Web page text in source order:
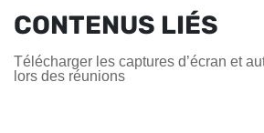
CONTENUS LIÉS
Télécharger les captures d’écran et
lors des réunions